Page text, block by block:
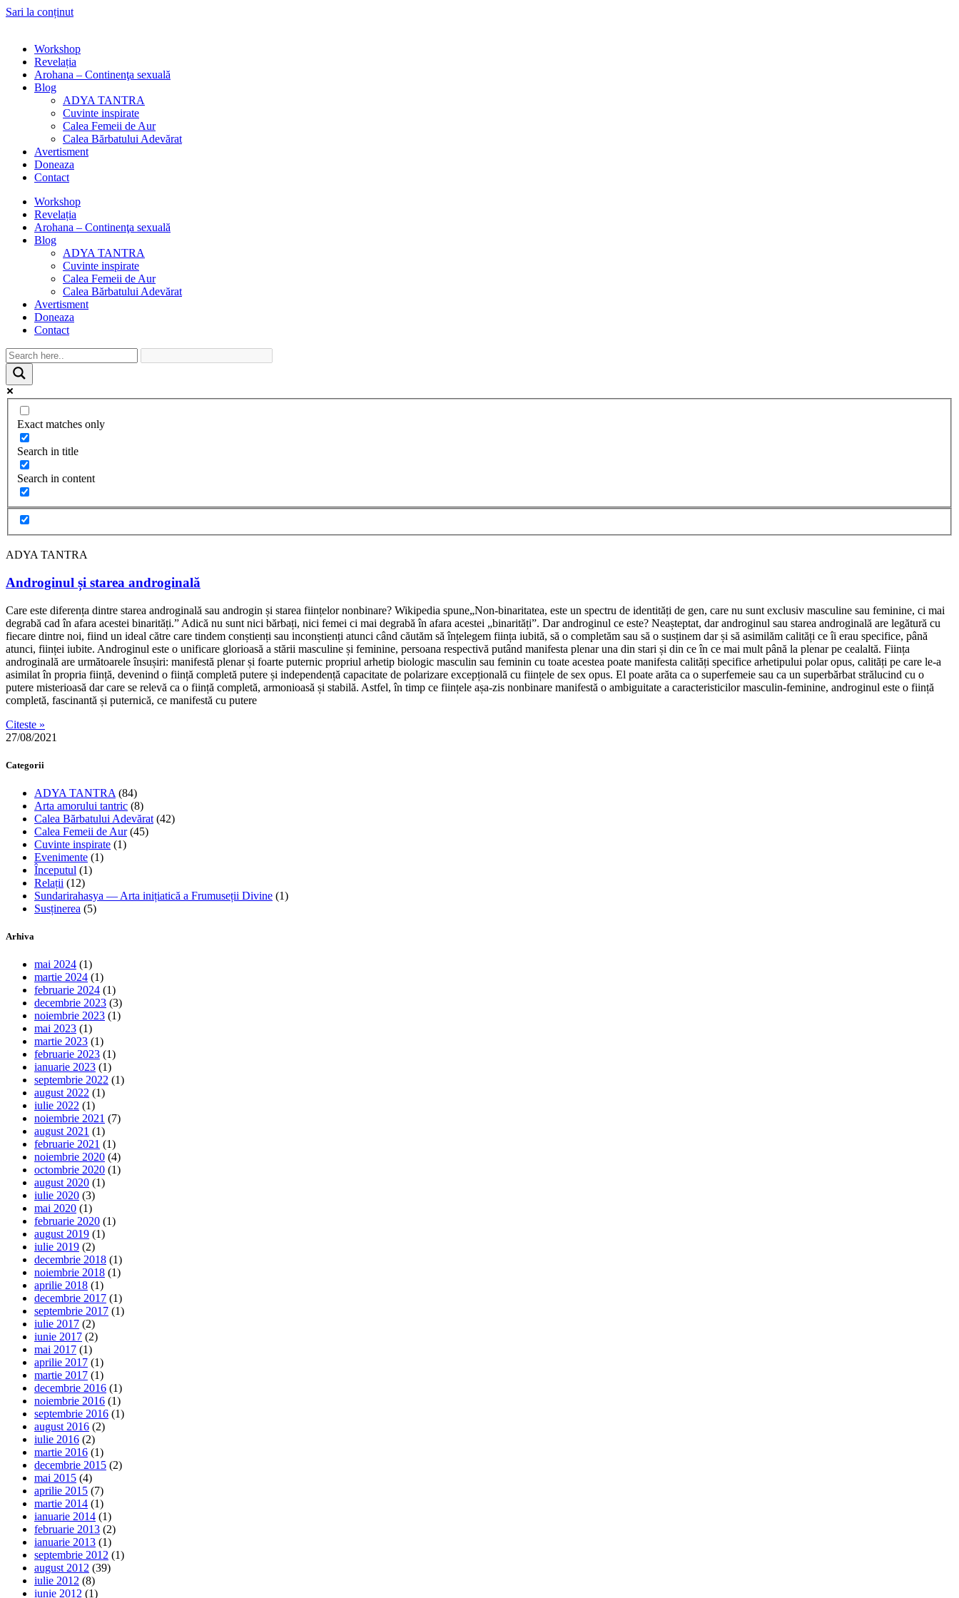
Sari la conținut
Workshop
Revelația
Arohana – Continenţa sexuală
Blog
ADYA TANTRA
Cuvinte inspirate
Calea Femeii de Aur
Calea Bărbatului Adevărat
Avertisment
Doneaza
Contact
Workshop
Revelația
Arohana – Continenţa sexuală
Blog
ADYA TANTRA
Cuvinte inspirate
Calea Femeii de Aur
Calea Bărbatului Adevărat
Avertisment
Doneaza
Contact
Exact matches only
Search in title
Search in content
ADYA TANTRA
Androginul și starea androginală
Care este diferența dintre starea androginală sau androgin și starea ființelor nonbinare? Wikipedia spune„Non-binaritatea, este un spectru de identități de gen, care nu sunt exclusiv masculine sau feminine, ci mai
degrabă cad în afara acestei binarități.” Adică nu sunt nici bărbați, nici femei ci mai degrabă în afara acestei „binarități”. Dar androginul ce este? Neașteptat, dar androginul sau starea androginală are legătură cu
fiecare dintre noi, fiind un ideal către care tindem conștienți sau inconștienți atunci când căutăm să înțelegem ființa iubită, să o completăm sau să o susținem dar și să asimilăm calități ce îi erau specifice, până
atunci, ființei iubite. Androginul este o unificare glorioasă a stării masculine și feminine, persoana respectivă putând manifesta plenar una din stari și din ce în ce mai mult până la plenar pe cealaltă. Ființa
androginală are următoarele însușiri: manifestă plenar și foarte puternic propriul arhetip biologic masculin sau feminin cu toate acestea poate manifesta calități specifice arhetipului polar opus, calități pe care le-a
asimilat în propria ființă, devenind o ființă completă putere și independență capacitate de polarizare excepțională cu ființele de sex opus. El poate arăta ca o superfemeie sau ca un superbărbat strălucind cu o
putere misterioasă dar care se relevă ca o ființă completă, armonioasă și stabilă. Astfel, în timp ce ființele așa-zis nonbinare manifestă o ambiguitate a caracteristicilor masculin-feminine, androginul este o ființă
completă, fascinantă și puternică, ce manifestă cu putere
Citeste »
27/08/2021
Categorii
ADYA TANTRA (84)
Arta amorului tantric (8)
Calea Bărbatului Adevărat (42)
Calea Femeii de Aur(45)
Cuvinte inspirate (1)
Evenimente (1)
Începutul (1)
Relații (12)
Sundarirahasya — Arta inițiatică a Frumuseții Divine (1)
Susținerea (5)
Arhiva
mai 2024 (1)
martie 2024 (1)
februarie 2024 (1)
decembrie 2023 (3)
noiembrie 2023 (1)
mai 2023 (1)
martie 2023 (1)
februarie 2023 (1)
ianuarie 2023 (1)
septembrie 2022 (1)
august 2022 (1)
iulie 2022 (1)
noiembrie 2021 (7)
august 2021 (1)
februarie 2021 (1)
noiembrie 2020 (4)
octombrie 2020 (1)
august 2020 (1)
iulie 2020 (3)
mai 2020 (1)
februarie 2020 (1)
august 2019 (1)
iulie 2019 (2)
decembrie 2018 (1)
noiembrie 2018 (1)
aprilie 2018 (1)
decembrie 2017 (1)
septembrie 2017 (1)
iulie 2017 (2)
iunie 2017 (2)
mai 2017 (1)
aprilie 2017 (1)
martie 2017 (1)
decembrie 2016 (1)
noiembrie 2016 (1)
septembrie 2016 (1)
august 2016 (2)
iulie 2016 (2)
martie 2016 (1)
decembrie 2015 (2)
mai 2015 (4)
aprilie 2015 (7)
martie 2014 (1)
ianuarie 2014 (1)
februarie 2013 (2)
ianuarie 2013 (1)
septembrie 2012 (1)
august 2012 (39)
iulie 2012 (8)
iunie 2012 (1)